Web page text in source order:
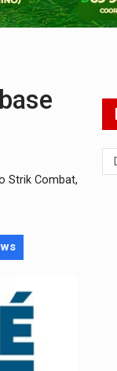
R$ 29 mi
Strik Combat,